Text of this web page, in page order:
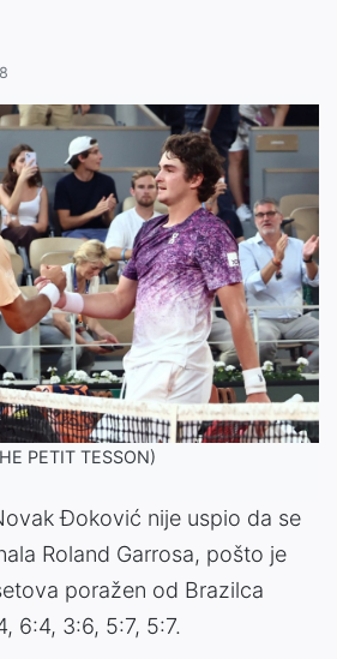
PETIT TESSON)
Đoković nije uspio da se
Roland Garrosa, pošto je
poražen od Brazilca
6:4, 3:6, 5:7, 5:7.